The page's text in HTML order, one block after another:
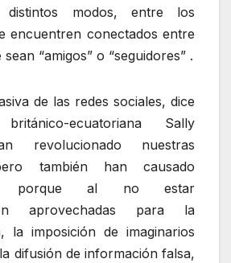
distintos modos, entre los
encuentren conectados entre
“amigos” o “seguidores” .
de las redes sociales, dice
ecuatoriana Sally
nuestras
también han causado
porque al no estar
aprovechadas para la
la imposición de imaginarios
difusión de información falsa,